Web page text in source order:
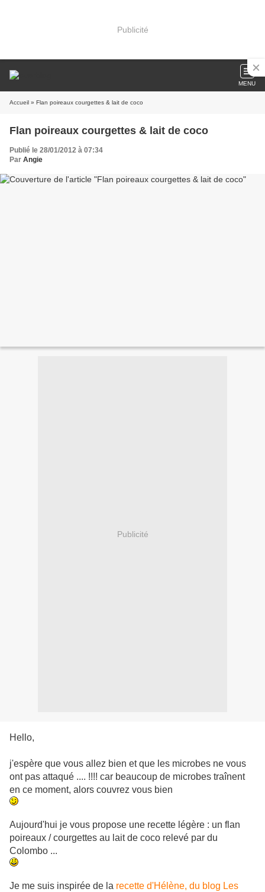
Publicité
MENU
Accueil » Flan poireaux courgettes & lait de coco
Flan poireaux courgettes & lait de coco
Publié le 28/01/2012 à 07:34
Par Angie
Publicité
Hello,
j'espère que vous allez bien et que les microbes ne vous
ont pas attaqué .... !!!! car beaucoup de microbes traînent
en ce moment, alors couvrez vous bien
Aujourd'hui je vous propose une recette légère : un flan
poireaux / courgettes au lait de coco relevé par du
Colombo ...
Je me suis inspirée de la recette d'Hélène, du blog Les